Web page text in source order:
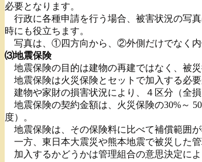
必要となります。
行政に各種申請を行う場合、被害状況の写
時にも役立ちます。
写真は、①四方向から、②外側だけでなく内
⑶地震保険
地震保険の目的は建物の再建ではなく、被災
地震保険は火災保険とセットで加入する必
建物や家財の損害状況により、４区分（全
地震保険の契約金額は、火災保険の30%～
度）。
地震保険は、その保険料に比べて補償範囲
一方、東日本大震災や熊本地震で被災した
加入するかどうかは管理組合の意思決定に